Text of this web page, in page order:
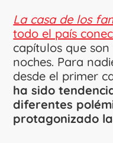
La casa de los
todo el país
capítulos que
noches. Para
desde el primer
ha sido
diferentes
protagonizado